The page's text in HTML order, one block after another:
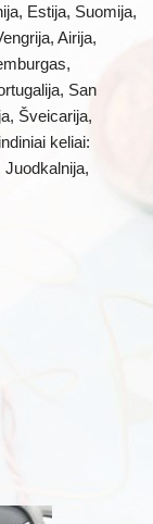
Estija, Suomija,
Airija,
San
Šveicarija,
keliai: